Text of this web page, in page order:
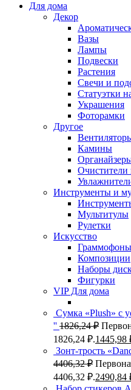
Для дома
Декор
Вазы
Лампы
Подвески
Растения
Свечи и
Статуэтки
Украшения
Фоторамки
Другое
Камины
Очистители
Инструменты и
Мультитулы
Рулетки
Искусство
Граммофоны
Композиции
Наборы
Фигурки
VIP Для дома
Сумка «Plush» c
'' 1826,24₽
1826,24 ₽.1445,98
Зонт-трость
4406,32₽
4406,32 ₽.2490,84